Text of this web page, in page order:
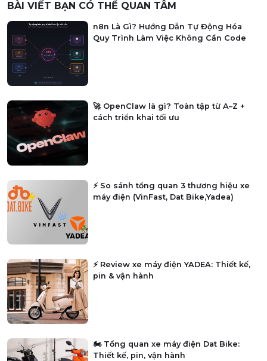
BÀI VIẾT BẠN CÓ THỂ QUAN TÂM
n8n Là Gì? Hướng Dẫn Tự Động Hóa
Quy Trình Làm Việc Không Cần Code
🚀 OpenClaw là gì? Toàn tập từ A–Z +
cách triển khai tối ưu
⚡ So sánh tổng quan 3 thương hiệu xe
máy điện (VinFast, Dat Bike,Yadea)
⚡ Review xe máy điện YADEA: Thiết kế,
pin & vận hành
🏍️ Tổng quan xe máy điện Dat Bike:
Thiết kế, pin, vận hành